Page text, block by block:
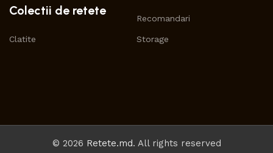
Colectii de retete
Clatite
Recomandari
Storage
© 2026 Retete.md. All rights reserved